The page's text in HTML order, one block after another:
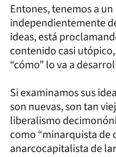
Entones, tenemos a
independientemente
ideas, está
contenido casi
“cómo” lo va a
Si examinamos sus
son nuevas, son tan
liberalismo
como “minarquista de
anarcocapitalista de